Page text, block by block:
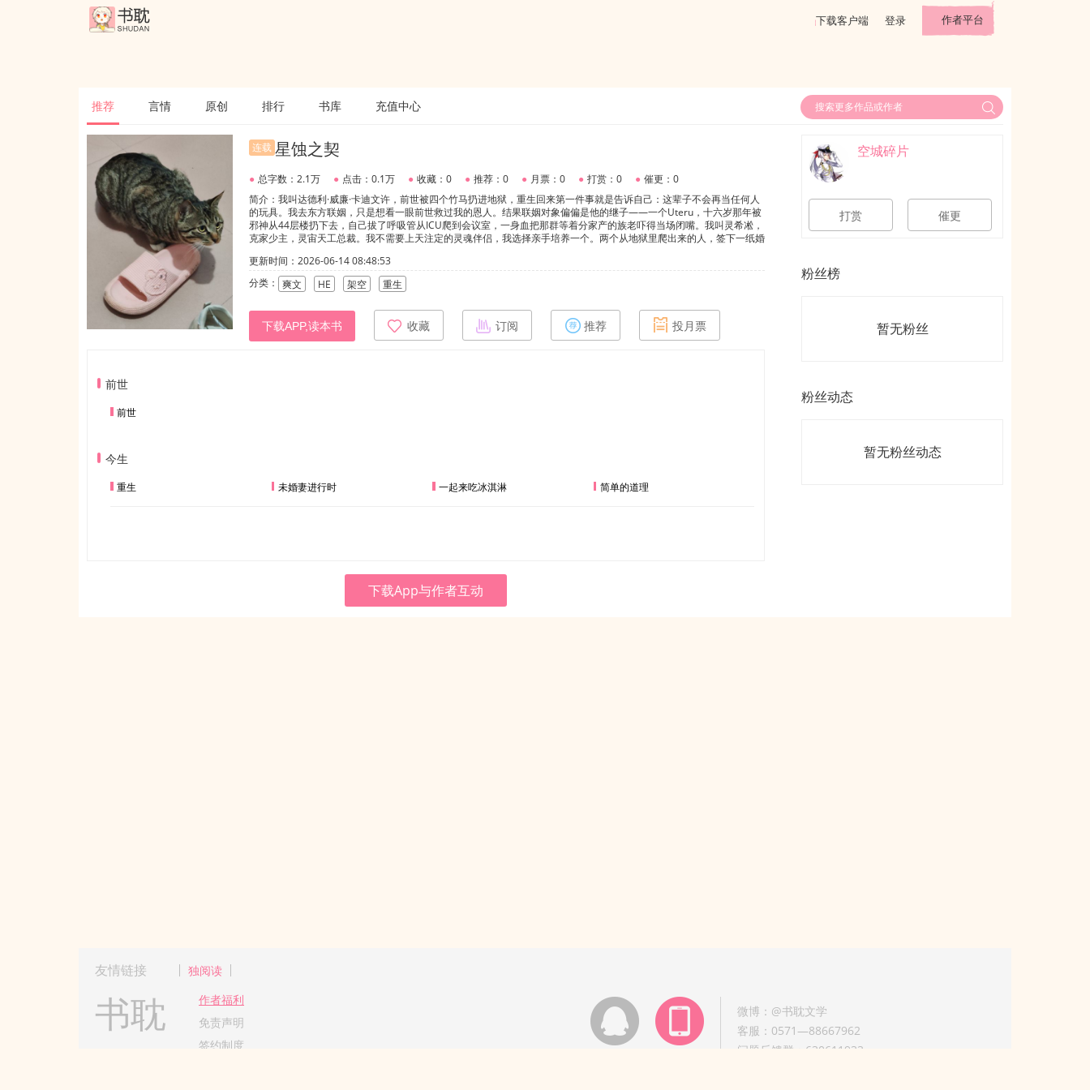
下载客户端 登录 作者平台
推荐 言情 原创 排行 书库 充值中心
连载 星蚀之契
● 总字数：2.1万 ● 点击：0.1万 ● 收藏：0 ● 推荐：0 ● 月票：0 ● 打赏：0 ● 催更：0
简介：我叫达德利·威廉·卡迪文许，前世被四个竹马扔进地狱，重生回来第一件事就是告诉自己：这辈子不会再当任何人
的玩具。我去东方联姻，只是想看一眼前世救过我的恩人。结果联姻对象偏偏是他的继子——一个Uteru，十六岁那年被
邪神从44层楼扔下去，自己拔了呼吸管从ICU爬到会议室，一身血把那群等着分家产的族老吓得当场闭嘴。我叫灵希凇，
克家少主，灵宙天工总裁。我不需要上天注定的灵魂伴侣，我选择亲手培养一个。两个从地狱里爬出来的人，签下一纸婚
假的，灵魂伴侣也是假的。可当两个假戏真做的人发现谁也离不开谁的时候，这场赌局就变成了他们共同的宿命。阅读提
示：1v1双洁HE，强强，攻重生，受非重生但开篇即满级·三人行（灵希凇/达德利/昭玄），昭玄为灵希凇的光明体·内含A
BO世界观衍生性别体系，Uteru为自身怀孕的Omega变体·内含跨世界线授权费体系，不同世界线互相明算账·内含大量产
今没改过。看懂的自然懂，看不懂的解释了也没用。入坑自愿，弃坑自由。但请不要在无关作品下刷临霄的名字——那是
小祥云和他之间，唯一的约定。
更新时间：2026-06-14 08:48:53
分类： 爽文 HE 架空 重生
下载APP,读本书 收藏 订阅 推荐 投月票
前世
前世
今生
重生 未婚妻进行时 一起来吃冰淇淋 简单的道理
下载App与作者互动
空城碎片
打赏 催更
粉丝榜
暂无粉丝
粉丝动态
暂无粉丝动态
友情链接 独阅读
书耽
作者福利
免责声明
签约制度
微博：@书耽文学
客服：0571—88667962
问题反馈群：630611933